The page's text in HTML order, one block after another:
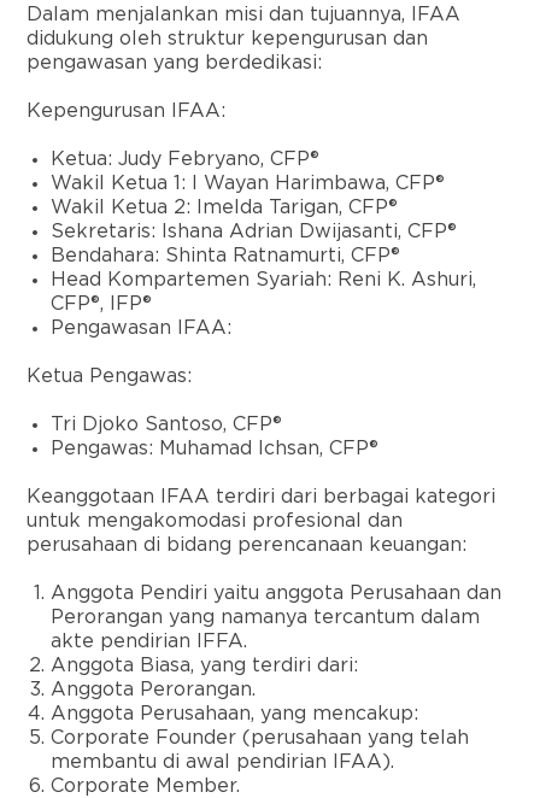
Dalam menjalankan misi dan tujuannya, IFAA
didukung oleh struktur kepengurusan dan
pengawasan yang berdedikasi:
Kepengurusan IFAA:
Ketua: Judy Febryano, CFP®
Wakil Ketua 1: I Wayan Harimbawa, CFP®
Wakil Ketua 2: Imelda Tarigan, CFP®
Sekretaris: Ishana Adrian Dwijasanti, CFP®
Bendahara: Shinta Ratnamurti, CFP®
Head Kompartemen Syariah: Reni K. Ashuri,
CFP®, IFP®
Pengawasan IFAA:
Ketua Pengawas:
Tri Djoko Santoso, CFP®
Pengawas: Muhamad Ichsan, CFP®
Keanggotaan IFAA terdiri dari berbagai kategori
untuk mengakomodasi profesional dan
perusahaan di bidang perencanaan keuangan:
Anggota Pendiri yaitu anggota Perusahaan dan
Perorangan yang namanya tercantum dalam
akte pendirian IFFA.
Anggota Biasa, yang terdiri dari:
Anggota Perorangan.
Anggota Perusahaan, yang mencakup:
Corporate Founder (perusahaan yang telah
membantu di awal pendirian IFAA).
Corporate Member.